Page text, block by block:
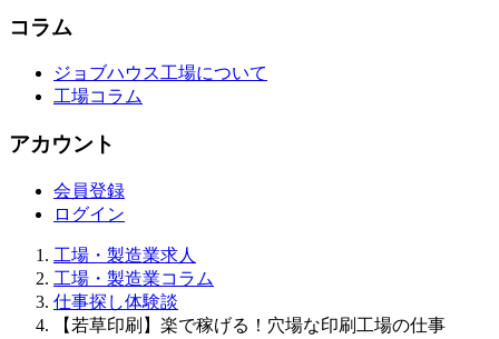
コラム
ジョブハウス工場について
工場コラム
アカウント
会員登録
ログイン
工場・製造業求人
工場・製造業コラム
仕事探し体験談
【若草印刷】楽で稼げる！穴場な印刷工場の仕事